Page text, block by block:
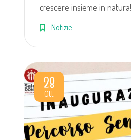
crescere insieme in natura!
Notizie
28
Ott